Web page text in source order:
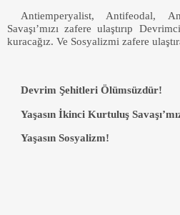
Antiemperyalist, Antifeodal,
Savaşı’mızı zafere ulaştırıp
kuracağız. Ve Sosyalizmi zafere
Devrim Şehitleri Ölümsüzdür!
Yaşasın İkinci Kurtuluş
Yaşasın Sosyalizm!